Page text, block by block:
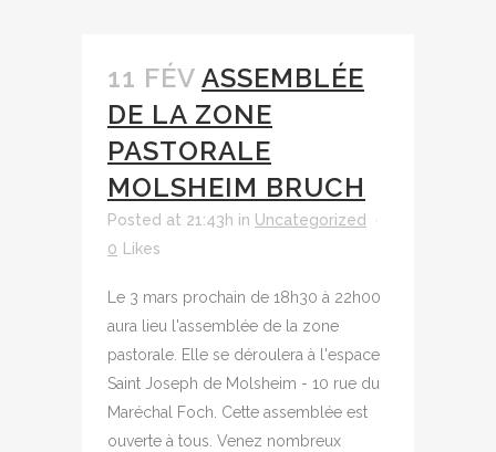
11 FÉV ASSEMBLÉE
DE LA ZONE
PASTORALE
MOLSHEIM BRUCH
Posted at 21:43h in Uncategorized
0
Likes
Le 3 mars prochain de 18h30 à 22h00
aura lieu l'assemblée de la zone
pastorale. Elle se déroulera à l'espace
Saint Joseph de Molsheim - 10 rue du
Maréchal Foch. Cette assemblée est
ouverte à tous. Venez nombreux